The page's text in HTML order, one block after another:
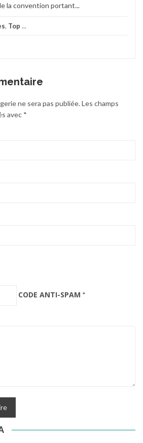
la convention portant...
, Top ...
ne sera pas publiée.Les champs
avec *
CODE ANTI-SPAM *